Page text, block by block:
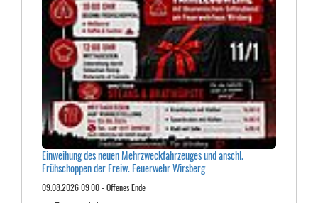
Einweihung des neuen Mehrzweckfahrzeuges und anschl.
Frühschoppen der Freiw. Feuerwehr Wirsberg
09.08.2026 09:00 - Offenes Ende